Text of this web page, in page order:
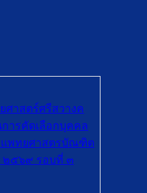
าสตร์ศรีสวางค
ารคัดเลือกบุคคล
แพทยศาสตรบัณฑิต
๒๕๖๙ รอบที่ ๓